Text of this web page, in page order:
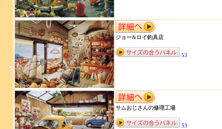
ジョー&ロイ釣具店
53
サムおじさんの修理工場
53